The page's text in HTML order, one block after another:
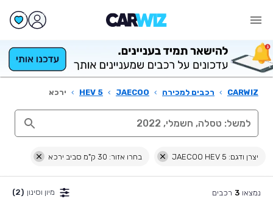
CARWIZ
› רכבים למכירה ›
JAECOO
›
HEV 5
› ירכא
יצרן ודגם: JAECOO HEV 5 בחרו אזור: 30 ק"מ סביב ירכא
נמצאו 3 רכבים מיון וסינון (2)